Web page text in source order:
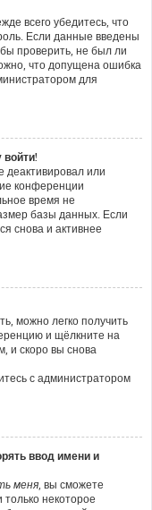
всего убедитесь, что
Если данные введены
проверить, не был ли
что допущена ошибка
для
деактивировал или
конференции
время не
базы данных. Если
снова и активнее
можно легко получить
и щёлкните на
и скоро вы снова
с администратором
ввод имени и
меня, вы сможете
некоторое